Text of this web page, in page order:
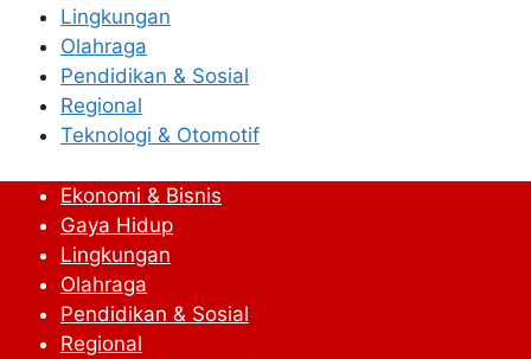
Lingkungan
Olahraga
Pendidikan & Sosial
Regional
Teknologi & Otomotif
Ekonomi & Bisnis
Gaya Hidup
Lingkungan
Olahraga
Pendidikan & Sosial
Regional